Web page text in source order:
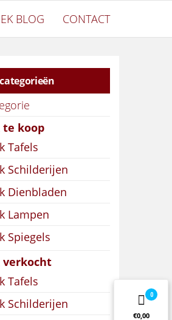
BLOG CONTACT
te koop
Tafels
Schilderijen
Dienbladen
Lampen
Spiegels
verkocht
Tafels
Schilderijen
0
€0,00